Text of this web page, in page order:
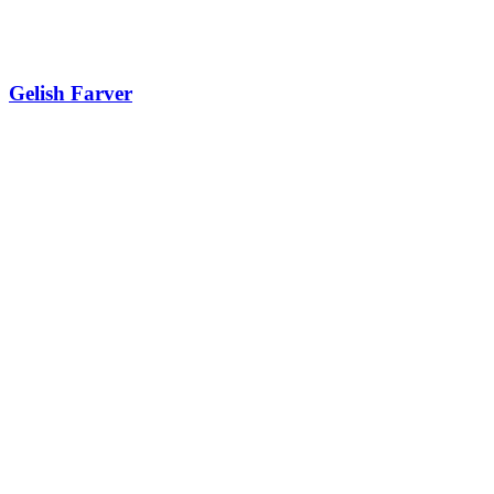
Gelish Farver